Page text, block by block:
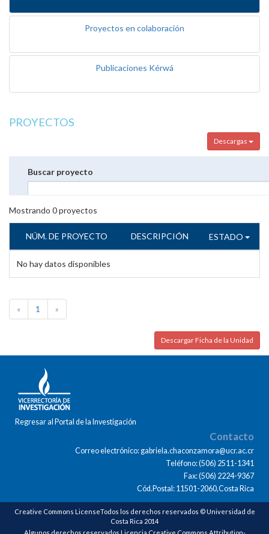
Proyectos en colaboración
Publicaciones Kérwá
PROYECTOS
Descargas
Buscar proyecto
Mostrando 0proyectos
NÚM. DE PROYECTO DESCRIPCIÓN ESTADO
No hay datos disponibles
« 1 »
Descargar Ficha de la Unidad
Regresar al Portal de la Investigación
Contacto
Correo electrónico: gabriela.chaconzamora@ucr.ac.cr
Teléfono: (506) 2511-1341
Fax: (506) 2224-9367
Cód.Postal: 11501-2060,Costa Rica
Creative Commons LicenseTodos los derechos reservados © Universidad de
Costa Rica 2014